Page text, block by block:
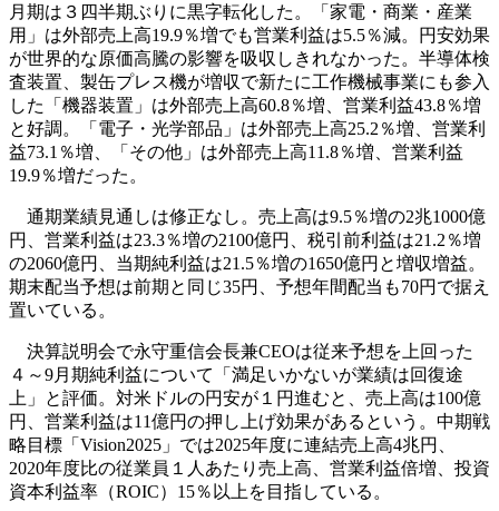
月期は３四半期ぶりに黒字転化した。「家電・商業・産業
用」は外部売上高19.9％増でも営業利益は5.5％減。円安効果
が世界的な原価高騰の影響を吸収しきれなかった。半導体検
査装置、製缶プレス機が増収で新たに工作機械事業にも参入
した「機器装置」は外部売上高60.8％増、営業利益43.8％増
と好調。「電子・光学部品」は外部売上高25.2％増、営業利
益73.1％増、「その他」は外部売上高11.8％増、営業利益
19.9％増だった。
通期業績見通しは修正なし。売上高は9.5％増の2兆1000億
円、営業利益は23.3％増の2100億円、税引前利益は21.2％増
の2060億円、当期純利益は21.5％増の1650億円と増収増益。
期末配当予想は前期と同じ35円、予想年間配当も70円で据え
置いている。
決算説明会で永守重信会長兼CEOは従来予想を上回った
４～9月期純利益について「満足いかないが業績は回復途
上」と評価。対米ドルの円安が１円進むと、売上高は100億
円、営業利益は11億円の押し上げ効果があるという。中期戦
略目標「Vision2025」では2025年度に連結売上高4兆円、
2020年度比の従業員１人あたり売上高、営業利益倍増、投資
資本利益率（ROIC）15％以上を目指している。